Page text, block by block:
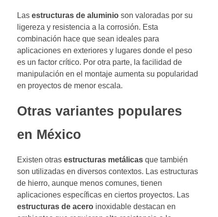
Las estructuras de aluminio son valoradas por su
ligereza y resistencia a la corrosión. Esta
combinación hace que sean ideales para
aplicaciones en exteriores y lugares donde el peso
es un factor crítico. Por otra parte, la facilidad de
manipulación en el montaje aumenta su popularidad
en proyectos de menor escala.
Otras variantes populares
en México
Existen otras estructuras metálicas que también
son utilizadas en diversos contextos. Las estructuras
de hierro, aunque menos comunes, tienen
aplicaciones específicas en ciertos proyectos. Las
estructuras de acero inoxidable destacan en